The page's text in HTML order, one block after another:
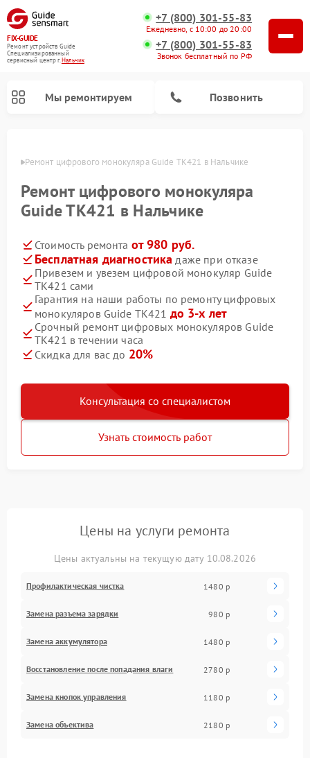
FIX-GUIDE
Ремонт устройств Guide
Специализированный
cервисный центр г.Нальчик
+7 (800) 301-55-83
Ежедневно, с 10:00 до 20:00
+7 (800) 301-55-83
Звонок бесплатный по РФ
Мы ремонтируем Позвонить
Ремонт цифрового монокуляра Guide TK421 в Нальчике
Ремонт цифрового монокуляра
Guide TK421 в Нальчике
Стоимость ремонта от 980 руб.
Бесплатная диагностика даже при отказе
Привезем и увезем цифровой монокуляр Guide
TK421 сами
Гарантия на наши работы по ремонту цифровых
монокуляров Guide TK421 до 3-х лет
Срочный ремонт цифровых монокуляров Guide
TK421 в течении часа
Скидка для вас до 20%
Консультация со специалистом
Узнать стоимость работ
Цены на услуги ремонта
Цены актуальны на текущую дату 10.08.2026
Профилактическая чистка 1480 р
Замена разъема зарядки 980 р
Замена аккумулятора 1480 р
Восстановление после попадания влаги 2780 р
Замена кнопок управления 1180 р
Замена объектива 2180 р